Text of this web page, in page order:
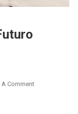
A CommentOn